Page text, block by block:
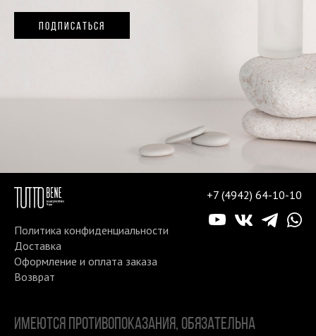
ПОДПИСАТЬСЯ
Политика конфиденциальности
Доставка
Оформление и оплата заказа
Возврат
+7 (4942) 64-10-10
ИМЕЮТСЯ ПРОТИВОПОКАЗАНИЯ, ОБЯЗАТЕЛЬНА